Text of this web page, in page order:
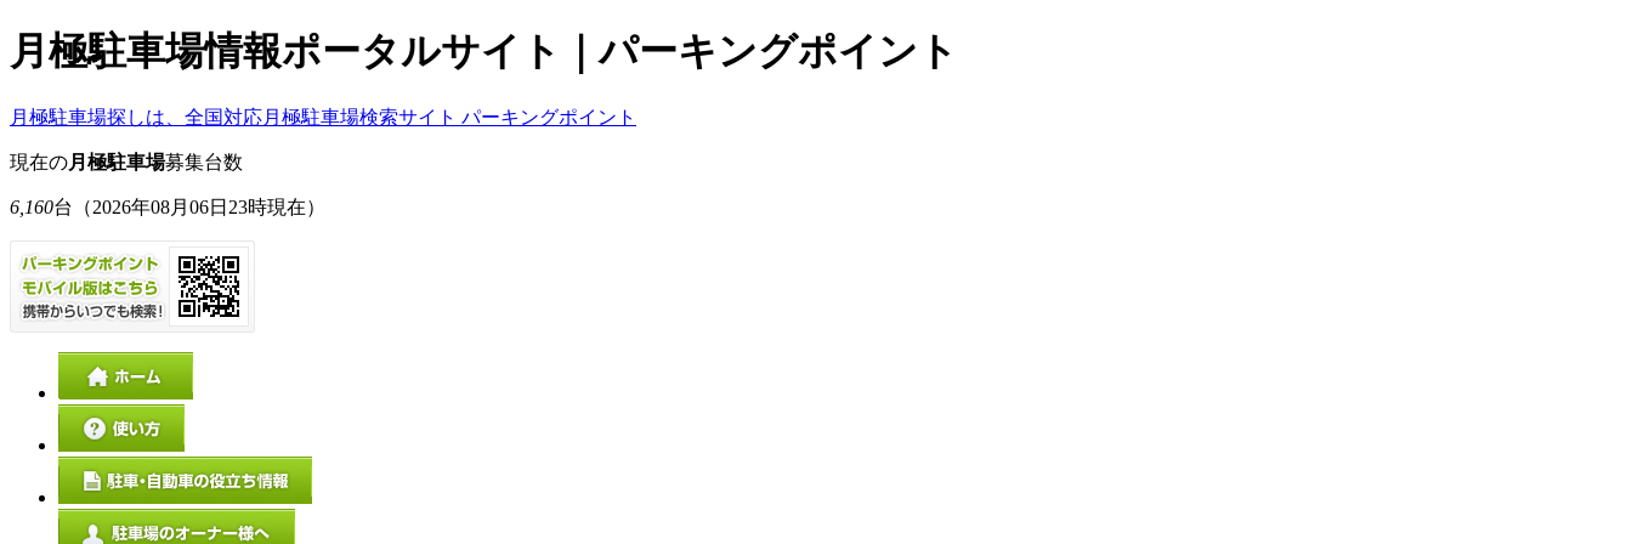
月極駐車場情報ポータルサイト｜パーキングポイント
月極駐車場探しは、全国対応月極駐車場検索サイト パーキングポイント
現在の月極駐車場募集台数
6,160台 （2026年08月06日23時現在）